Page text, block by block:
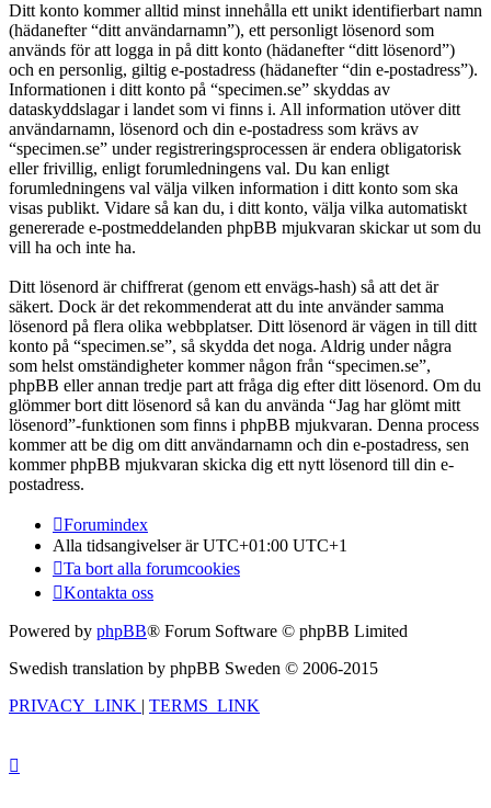
Ditt konto kommer alltid minst innehålla ett unikt identifierbart namn
(hädanefter “ditt användarnamn”), ett personligt lösenord som
används för att logga in på ditt konto (hädanefter “ditt lösenord”)
och en personlig, giltig e-postadress (hädanefter “din e-postadress”).
Informationen i ditt konto på “specimen.se” skyddas av
dataskyddslagar i landet som vi finns i. All information utöver ditt
användarnamn, lösenord och din e-postadress som krävs av
“specimen.se” under registreringsprocessen är endera obligatorisk
eller frivillig, enligt forumledningens val. Du kan enligt
forumledningens val välja vilken information i ditt konto som ska
visas publikt. Vidare så kan du, i ditt konto, välja vilka automatiskt
genererade e-postmeddelanden phpBB mjukvaran skickar ut som du
vill ha och inte ha.
Ditt lösenord är chiffrerat (genom ett envägs-hash) så att det är
säkert. Dock är det rekommenderat att du inte använder samma
lösenord på flera olika webbplatser. Ditt lösenord är vägen in till ditt
konto på “specimen.se”, så skydda det noga. Aldrig under några
som helst omständigheter kommer någon från “specimen.se”,
phpBB eller annan tredje part att fråga dig efter ditt lösenord. Om du
glömmer bort ditt lösenord så kan du använda “Jag har glömt mitt
lösenord”-funktionen som finns i phpBB mjukvaran. Denna process
kommer att be dig om ditt användarnamn och din e-postadress, sen
kommer phpBB mjukvaran skicka dig ett nytt lösenord till din e-
postadress.
Forumindex
Alla tidsangivelser är UTC+01:00 UTC+1
Ta bort alla forumcookies
Kontakta oss
Powered by phpBB® Forum Software © phpBB Limited
Swedish translation by phpBB Sweden © 2006-2015
PRIVACY_LINK | TERMS_LINK